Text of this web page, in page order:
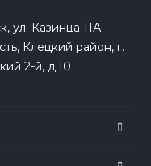
ул. Казинца 11А
Клецкий район, г.
2-й, д.10